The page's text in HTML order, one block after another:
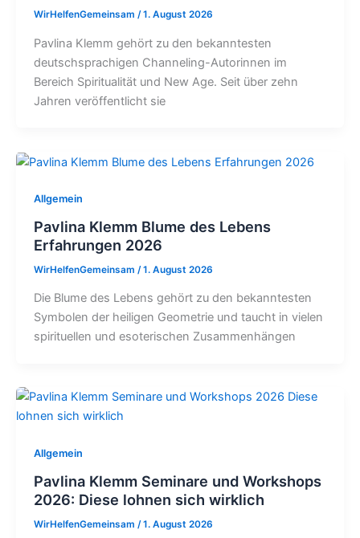
WirHelfenGemeinsam /1. August 2026
Pavlina Klemm gehört zu den bekanntesten
deutschsprachigen Channeling-Autorinnen im
Bereich Spiritualität und New Age. Seit über zehn
Jahren veröffentlicht sie
Allgemein
Pavlina Klemm Blume des Lebens
Erfahrungen 2026
WirHelfenGemeinsam /1. August 2026
Die Blume des Lebens gehört zu den bekanntesten
Symbolen der heiligen Geometrie und taucht in vielen
spirituellen und esoterischen Zusammenhängen
Allgemein
Pavlina Klemm Seminare und Workshops
2026: Diese lohnen sich wirklich
WirHelfenGemeinsam /1. August 2026